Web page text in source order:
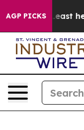
AGP PICKS
at Least he's out...